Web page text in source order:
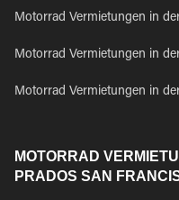
Motorrad Vermietungen in
Motorrad Vermietungen in
Motorrad Vermietungen in
MOTORRAD
PRADOS SAN